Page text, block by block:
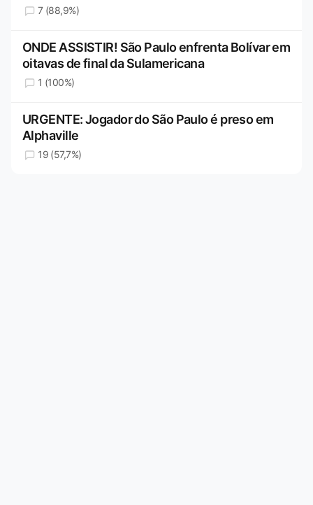
7 (88,9%)
ONDE ASSISTIR! São Paulo enfrenta Bolívar em
oitavas de final da Sulamericana
1 (100%)
URGENTE: Jogador do São Paulo é preso em
Alphaville
19 (57,7%)